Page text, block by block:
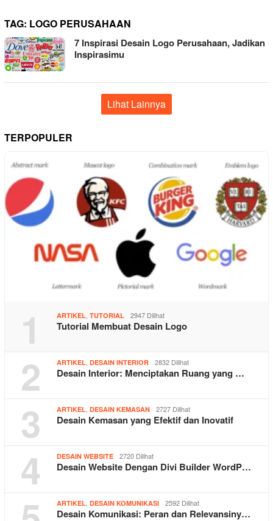
TAG: LOGO PERUSAHAAN
7 Inspirasi Desain Logo Perusahaan, Jadikan
Inspirasimu
Lihat Lainnya
TERPOPULER
1 ARTIKEL TUTORIAL 2947 Dilihat
Tutorial Membuat Desain Logo
2 ARTIKEL DESAIN INTERIOR 2832 Dilihat
Desain Interior: Menciptakan Ruang yang …
3 ARTIKEL DESAIN KEMASAN 2727 Dilihat
Desain Kemasan yang Efektif dan Inovatif
4 DESAIN WEBSITE 2720 Dilihat
Desain Website Dengan Divi Builder WordP…
ARTIKEL DESAIN KOMUNIKASI 2592 Dilihat
Desain Komunikasi: Peran dan Relevansiny…